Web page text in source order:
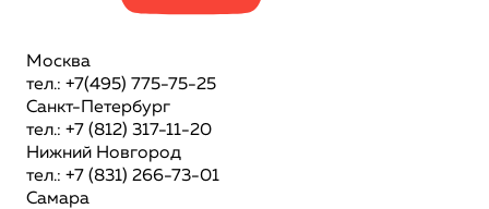
Москва
тел.: +7(495) 775-75-25
Санкт-Петербург
тел.: +7 (812) 317-11-20
Нижний Новгород
тел.: +7 (831) 266-73-01
Самара